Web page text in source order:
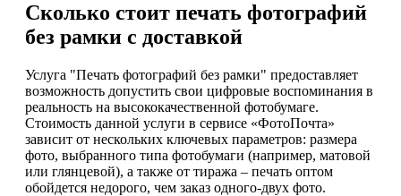
Сколько стоит печать фотографий
без рамки с доставкой
Услуга "Печать фотографий без рамки" предоставляет
возможность допустить свои цифровые воспоминания в
реальность на высококачественной фотобумаге.
Стоимость данной услуги в сервисе «ФотоПочта»
зависит от нескольких ключевых параметров: размера
фото, выбранного типа фотобумаги (например, матовой
или глянцевой), а также от тиража – печать оптом
обойдется недорого, чем заказ одного-двух фото.